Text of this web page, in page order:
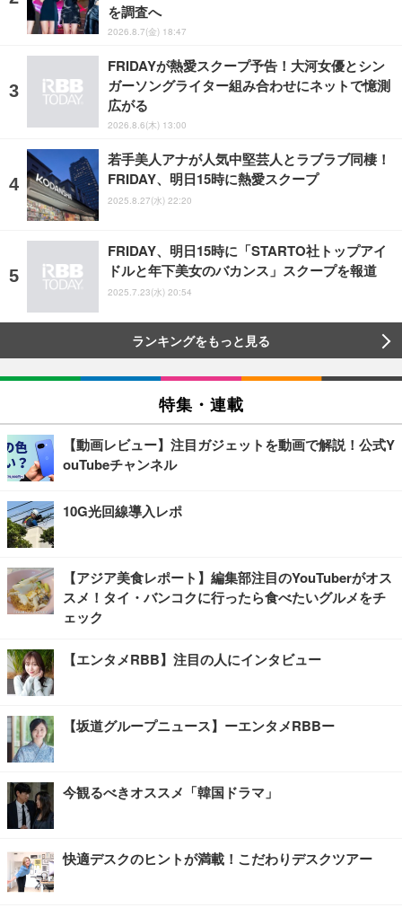
を調査へ
2026.8.7(金) 18:47
FRIDAYが熱愛スクープ予告！大河女優とシン
ガーソングライター組み合わせにネットで憶測
広がる
2026.8.6(木) 13:00
若手美人アナが人気中堅芸人とラブラブ同棲！
FRIDAY、明日15時に熱愛スクープ
2025.8.27(水) 22:20
FRIDAY、明日15時に「STARTO社トップアイ
ドルと年下美女のバカンス」スクープを報道
2025.7.23(水) 20:54
ランキングをもっと見る
特集・連載
【動画レビュー】注目ガジェットを動画で解説！公式Y
ouTubeチャンネル
10G光回線導入レポ
【アジア美食レポート】編集部注目のYouTuberがオス
スメ！タイ・バンコクに行ったら食べたいグルメをチ
ェック
【エンタメRBB】注目の人にインタビュー
【坂道グループニュース】ーエンタメRBBー
今観るべきオススメ「韓国ドラマ」
快適デスクのヒントが満載！こだわりデスクツアー